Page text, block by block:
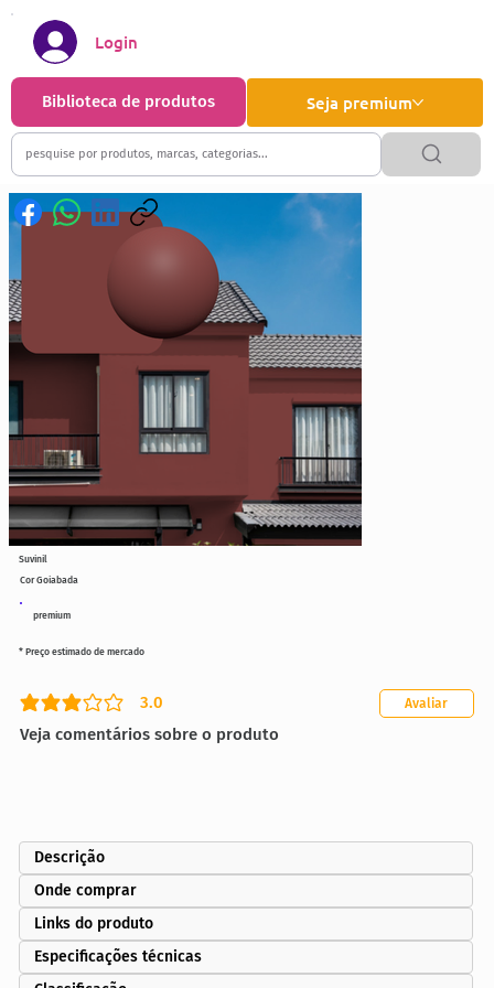
Seja premium
Biblioteca de produtos
Login
premium
Cor Goiabada
3.0
classificação média é 3 de 5
Veja comentários sobre o produto
Avaliar
* Preço estimado de mercado
Suvinil
Descrição
Onde comprar
Links do produto
Especificações técnicas